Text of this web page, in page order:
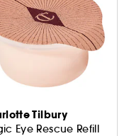
Tilbury
Eye Rescue Refill